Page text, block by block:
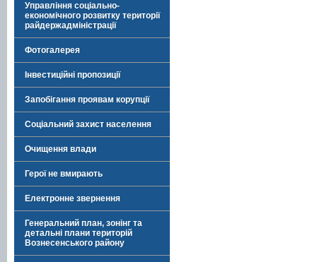
Управління соціально-
економічного розвитку території
райдержадміністрації
Фотогалерея
Інвестиційні пропозиції
Запобігання проявам корупції
Соціальний захист населення
Очищення влади
Герої не вмирають
Електронне звернення
Генеральний план, зонінг та
детальні плани територій
Вознесенського району